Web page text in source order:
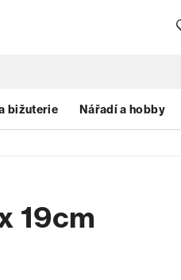
bižuterie Nářadí a hobby
19cm